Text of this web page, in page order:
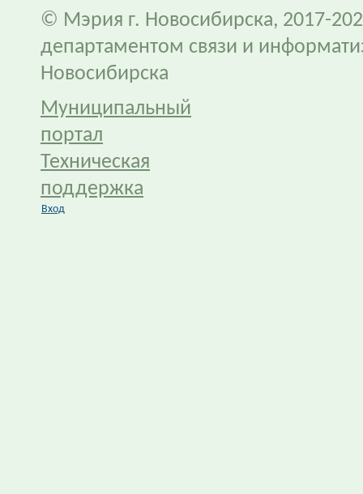
© Мэрия г. Новосибирска, 2017-
департаментом связи и
Новосибирска
Муниципальный
портал
Техническая
поддержка
Вход